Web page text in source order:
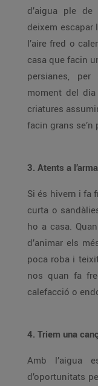
d’aigua ple
deixem escapar
l’aire fred o
casa que facin
persianes, per
moment del
criatures
facin grans se’n
3. Atents a
Si és hivern i fa
curta o
ho a casa.
d’animar els
poca roba i
nos quan fa
calefacció o
4. Triem una
Amb l’aigua
d’oportunitats